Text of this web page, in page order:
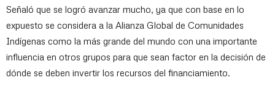
Señaló que se logró avanzar mucho, ya que con base en lo
expuesto se considera a la Alianza Global de Comunidades
Indígenas como la más grande del mundo con una importante
influencia en otros grupos para que sean factor en la decisión de
dónde se deben invertir los recursos del financiamiento.